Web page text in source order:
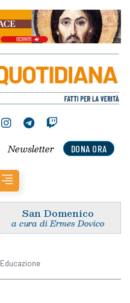
DONA ORA
Newsletter
San Domenico
a cura di Ermes Dovico
Educazione